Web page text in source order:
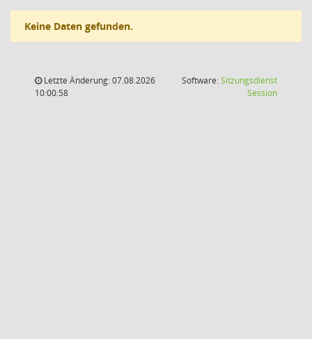
Keine Daten gefunden.
Letzte Änderung: 07.08.2026
10:00:58
Software:Sitzungsdienst
Session(Wird in